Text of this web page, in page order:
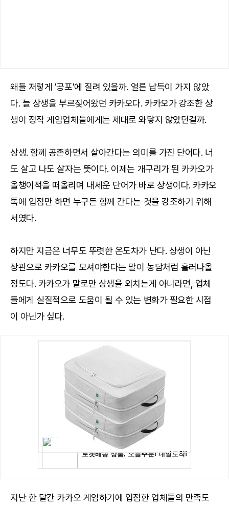
왜들 저렇게 '공포'에 질려 있을까. 얼른 납득이 가지 않았
다. 늘 상생을 부르짖어왔던 카카오다. 카카오가 강조한 상
생이 정작 게임업체들에게는 제대로 와닿지 않았던걸까.
상생. 함께 공존하면서 살아간다는 의미를 가진 단어다. 너
도 살고 나도 살자는 뜻이다. 이제는 개구리가 된 카카오가
올챙이적을 떠올리며 내세운 단어가 바로 상생이다. 카카오
톡에 입점만 하면 누구든 함께 간다는 것을 강조하기 위해
서였다.
하지만 지금은 너무도 뚜렷한 온도차가 난다. 상생이 아닌
상관으로 카카오를 모셔야한다는 말이 농담처럼 흘러나올
정도다. 카카오가 말로만 상생을 외치는게 아니라면, 업체
들에게 실질적으로 도움이 될 수 있는 변화가 필요한 시점
이 아닌가 싶다.
지난 한 달간 카카오 게임하기에 입점한 업체들의 만족도